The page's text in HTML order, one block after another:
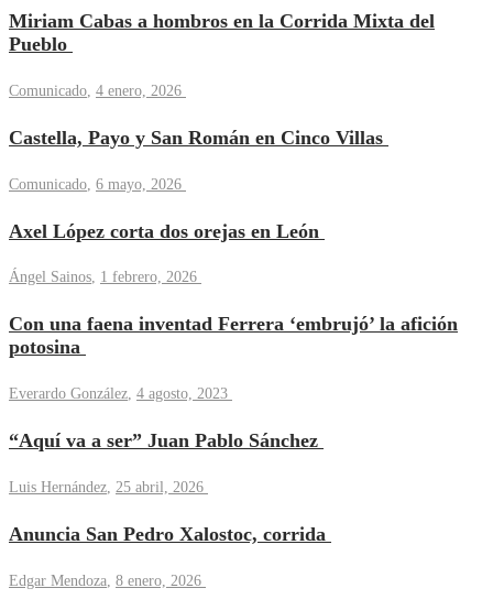
Miriam Cabas a hombros en la Corrida Mixta del
Pueblo
Comunicado 4 enero, 2026
Castella, Payo y San Román en Cinco Villas
Comunicado 6 mayo, 2026
Axel López corta dos orejas en León
Ángel Sainos, 1 febrero, 2026
Con una faena inventad Ferrera ‘embrujó’ la afición
potosina
Everardo González, 4 agosto, 2023
“Aquí va a ser” Juan Pablo Sánchez
Luis Hernández, 25 abril, 2026
Anuncia San Pedro Xalostoc, corrida
Edgar Mendoza, 8 enero, 2026